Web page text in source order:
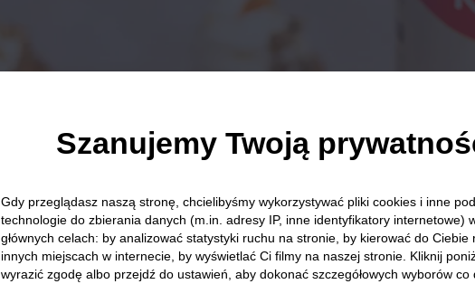
Szanujemy Twoją
Gdy przeglądasz naszą stronę, chcielibyśmy wykorzystywać pliki cookies i inne
technologie do zbierania danych (m.in. adresy IP, inne identyfikatory internetowe)
głównych celach: by analizować statystyki ruchu na stronie, by kierować do Ciebie
innych miejscach w internecie, by wyświetlać Ci filmy na naszej stronie. Kliknij
wyrazić zgodę albo przejdź do ustawień, aby dokonać szczegółowych wyborów co